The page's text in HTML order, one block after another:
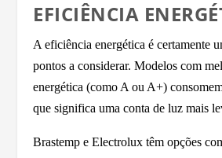
EFICIÊNCIA
A eficiência energética é certamente
pontos a considerar. Modelos com
energética (como A ou A+)
que significa uma conta de luz mais
Brastemp e Electrolux têm opções